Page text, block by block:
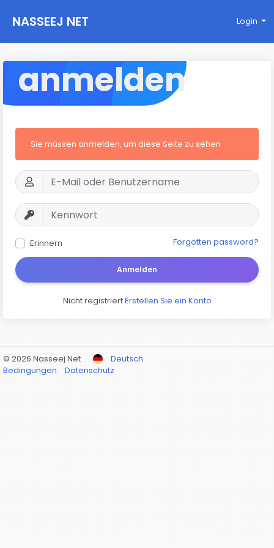
NASSEEJ NET Login
anmelden
Sie müssen anmelden, um diese Seite zu sehen
Erinnern Forgotten password?
Anmelden
Nicht registriertErstellen Sie ein Konto
© 2026 Nasseej Net
Deutsch
Bedingungen
Datenschutz